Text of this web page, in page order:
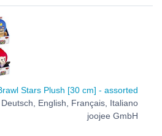
Stars Plush [30 cm] - assorted
English, Français, Italiano
joojee GmbH